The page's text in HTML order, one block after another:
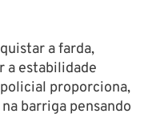
a farda,
a estabilidade
proporciona,
barriga pensando